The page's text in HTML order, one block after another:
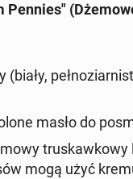
Pennies"
(biały,
masło do
mogą użyć